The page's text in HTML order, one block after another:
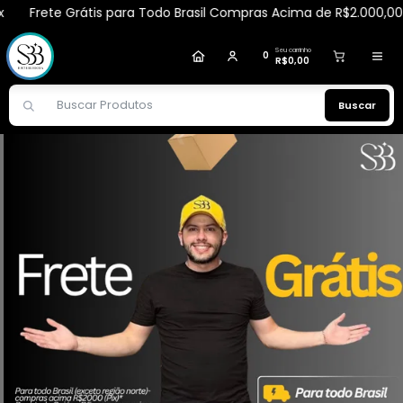
para Todo Brasil Compras Acima de R$2.000,00 via Pix
0 Seu carrinho
R$0,00
Buscar
GlauciacomprouSérum Rosa Mosqueta 30ml -
Pedido de R$ 270,48